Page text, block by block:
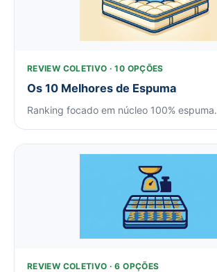
REVIEW COLETIVO · 10 OPÇÕES
Os 10 Melhores de Espuma
Ranking focado em núcleo 100% espuma.
REVIEW COLETIVO · 6 OPÇÕES